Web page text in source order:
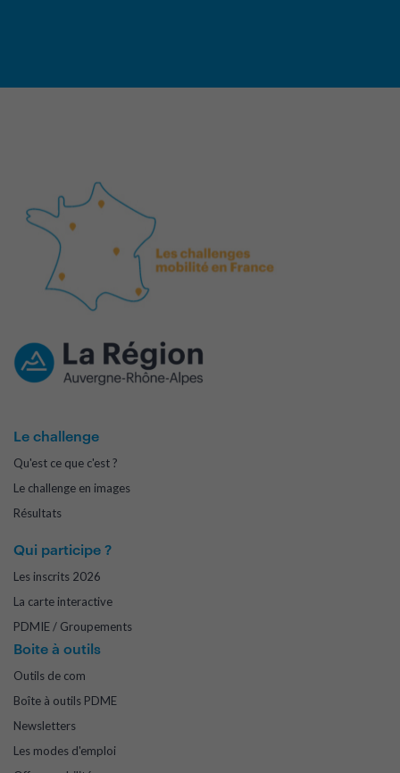
Le challenge
Qu'est ce que c'est ?
Le challenge en images
Résultats
Qui participe ?
Les inscrits 2026
La carte interactive
PDMIE / Groupements
Boite à outils
Outils de com
Boîte à outils PDME
Newsletters
Les modes d'emploi